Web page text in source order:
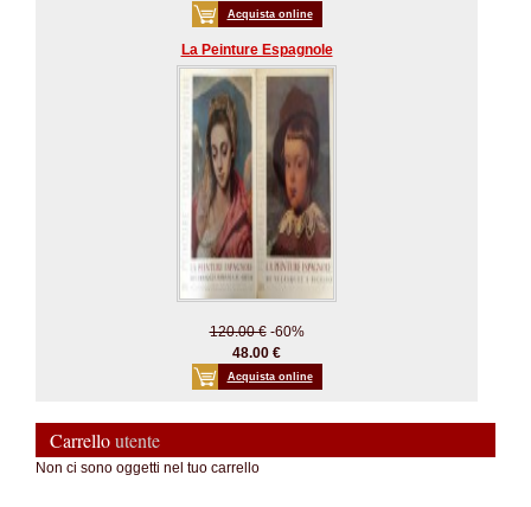
Acquista online
La Peinture Espagnole
120.00 €-60%
48.00 €
Acquista online
Carrelloutente
Non ci sono oggetti nel tuo carrello